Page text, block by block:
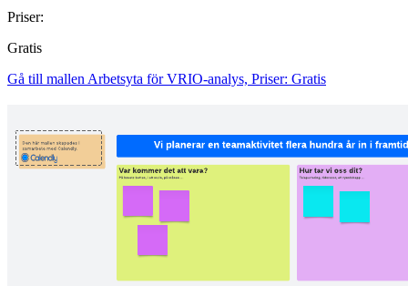
Priser:
Gratis
Gå till mallen Arbetsyta för VRIO-analys, Priser: Gratis